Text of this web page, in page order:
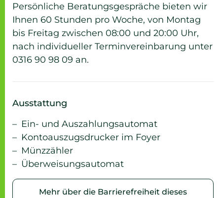
Persönliche Beratungsgespräche bieten wir
Ihnen 60 Stunden pro Woche, von Montag
bis Freitag zwischen 08:00 und 20:00 Uhr,
nach individueller Terminvereinbarung unter
0316 90 98 09 an.
Ausstattung
Ein- und Auszahlungsautomat
Kontoauszugsdrucker im Foyer
Münzzähler
Überweisungsautomat
Mehr über die Barrierefreiheit dieses